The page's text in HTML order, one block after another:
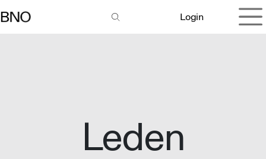
Login
Leden